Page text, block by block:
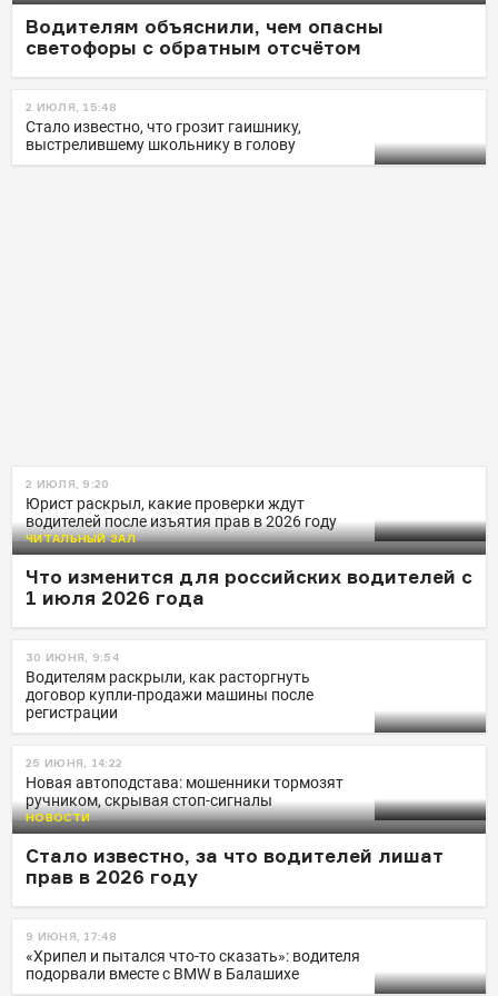
не будет штрафовать
за очереди перед АЗС
Водителям объяснили, чем опасны
светофоры с обратным отсчётом
2 ИЮЛЯ, 15:48
Стало известно, что грозит гаишнику,
выстрелившему школьнику в голову
2 ИЮЛЯ, 9:20
Юрист раскрыл, какие проверки ждут
водителей после изъятия прав в 2026 году
ЧИТАЛЬНЫЙ ЗАЛ
Что изменится для российских водителей с
1 июля 2026 года
30 ИЮНЯ, 9:54
Водителям раскрыли, как расторгнуть
договор купли-продажи машины после
регистрации
25 ИЮНЯ, 14:22
Новая автоподстава: мошенники тормозят
ручником, скрывая стоп-сигналы
НОВОСТИ
Стало известно, за что водителей лишат
прав в 2026 году
9 ИЮНЯ, 17:48
«Хрипел и пытался что-то сказать»: водителя
подорвали вместе с BMW в Балашихе